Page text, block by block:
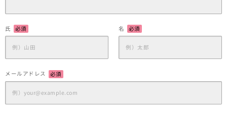
氏 必須 名 必須
メールアドレス 必須